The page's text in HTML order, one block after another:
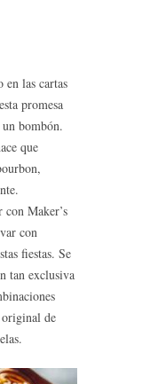
en las cartas
promesa
bombón.
que
Maker’s
con
fiestas. Se
tan exclusiva
de